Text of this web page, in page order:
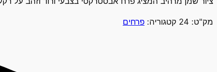
מק"ט: 24 קטגוריה: פרחים